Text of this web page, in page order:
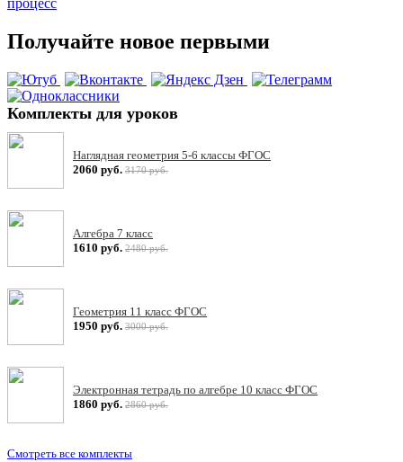
Получайте новое первыми
Комплекты для уроков
Наглядная геометрия 5-6 классы ФГОС
2060 руб. 3170 руб.
Алгебра 7 класс
1610 руб. 2480 руб.
Геометрия 11 класс ФГОС
1950 руб. 3000 руб.
Электронная тетрадь по алгебре 10 класс ФГОС
1860 руб. 2860 руб.
Смотреть все комплекты